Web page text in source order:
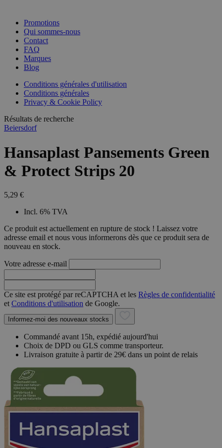
Promotions
Qui sommes-nous
Contact
FAQ
Marques
Blog
Conditions générales d'utilisation
Conditions générales
Privacy & Cookie Policy
Résultats de recherche
Beiersdorf
Hansaplast Pansements Green
& Protect Strips 20
5,29 €
Incl. 6% TVA
Ce produit est actuellement en rupture de stock ! Laissez votre
adresse email et nous vous informerons dès que ce produit sera de
nouveau en stock.
Votre adresse e-mail
Ce site est protégé par reCAPTCHA et les Règles de confidentialité
et Conditions d'utilisation de Google.
Informez-moi des nouveaux stocks
Commandé avant 15h, expédié aujourd'hui
Choix de DPD ou GLS comme transporteur.
Livraison gratuite à partir de 29€ dans un point de relais